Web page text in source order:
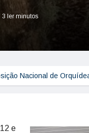
3 ler minutos
Nacional de
e